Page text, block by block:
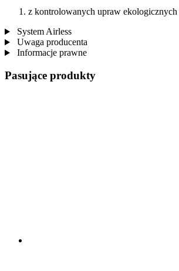
z kontrolowanych upraw ekologicznych
System Airless
Uwaga producenta
Informacje prawne
Pasujące produkty